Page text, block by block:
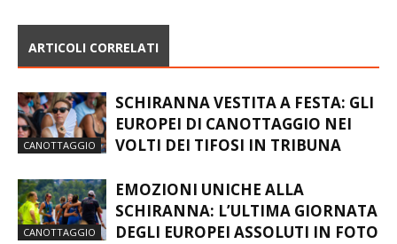
ARTICOLI CORRELATI
CANOTTAGGIO
SCHIRANNA VESTITA A FESTA: GLI
EUROPEI DI CANOTTAGGIO NEI
VOLTI DEI TIFOSI IN TRIBUNA
CANOTTAGGIO
EMOZIONI UNICHE ALLA
SCHIRANNA: L’ULTIMA GIORNATA
DEGLI EUROPEI ASSOLUTI IN FOTO